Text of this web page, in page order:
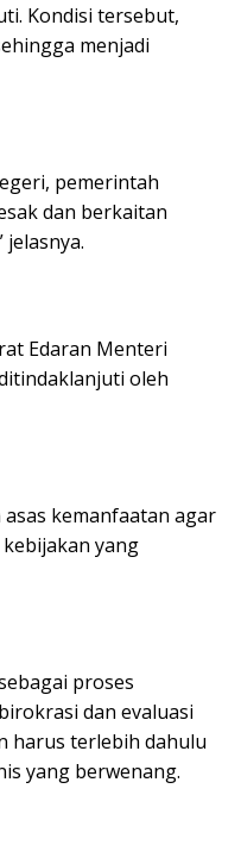
Kondisi tersebut,
menjadi
pemerintah
dan berkaitan
Edaran Menteri
oleh
kemanfaatan agar
yang
proses
dan evaluasi
harus terlebih dahulu
yang berwenang.